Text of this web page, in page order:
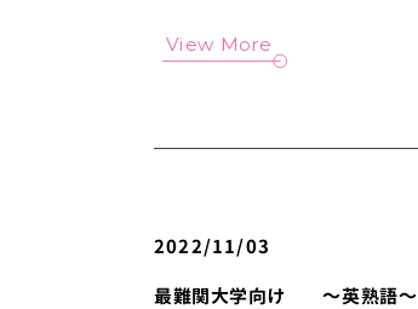
View More
2022/11/03
最難関大学向け ～英熟語～